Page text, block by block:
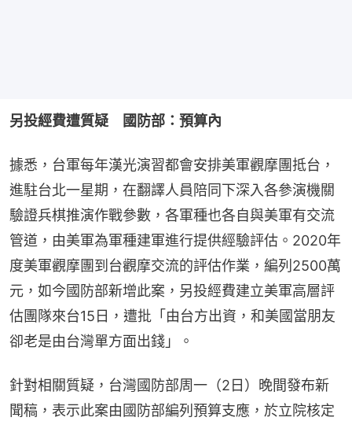
另投經費遭質疑　國防部：預算內
據悉，台軍每年漢光演習都會安排美軍觀摩團抵台，
進駐台北一星期，在翻譯人員陪同下深入各參演機關
驗證兵棋推演作戰參數，各軍種也各自與美軍有交流
管道，由美軍為軍種建軍進行提供經驗評估。2020年
度美軍觀摩團到台觀摩交流的評估作業，編列2500萬
元，如今國防部新增此案，另投經費建立美軍高層評
估團隊來台15日，遭批「由台方出資，和美國當朋友
卻老是由台灣單方面出錢」。
針對相關質疑，台灣國防部周一（2日）晚間發布新
聞稿，表示此案由國防部編列預算支應，於立院核定